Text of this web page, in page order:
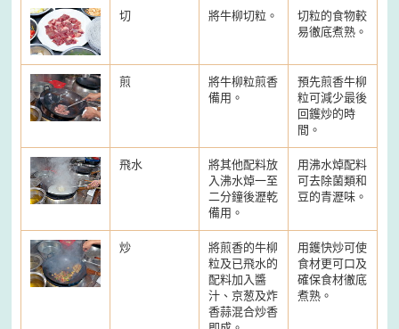
切 將牛柳切粒。
切粒的食物較
易徹底煮熟。
煎
將牛柳粒煎香
備用。
預先煎香牛柳
粒可減少最後
回鑊炒的時
間。
飛水
將其他配料放
入沸水焯一至
二分鐘後瀝乾
備用。
用沸水焯配料
可去除菌類和
豆的青瀝味。
炒
將煎香的牛柳
粒及已飛水的
配料加入醬
汁、京葱及炸
香蒜混合炒香
用鑊快炒可使
食材更可口及
確保食材徹底
煮熟。